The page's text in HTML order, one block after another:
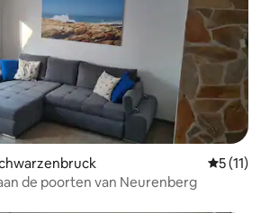
5 (11)
de poorten van Neurenberg